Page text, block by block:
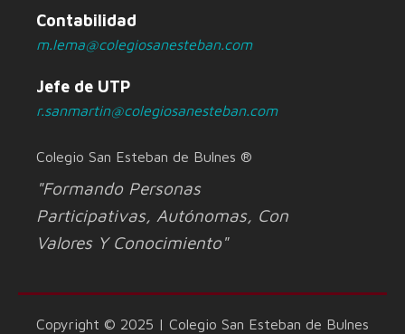
Contabilidad
m.lema@colegiosanesteban.com
Jefe de UTP
r.sanmartin@colegiosanesteban.com
Colegio San Esteban de Bulnes ®
"Formando Personas
Participativas, Autónomas, Con
Valores Y Conocimiento"
Copyright © 2025 | Colegio San Esteban de Bulnes